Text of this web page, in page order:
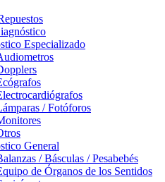
Especializado
/ Fotóforos
General
/ Básculas / Pesabebés
de Órganos de los Sentidos